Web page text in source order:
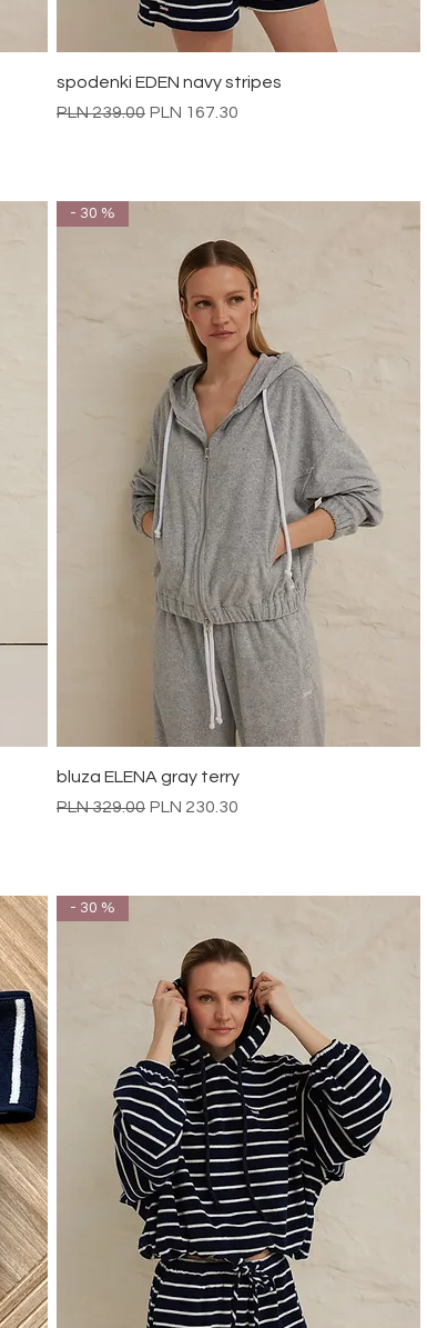
Quick View
spodenki EDEN navy stripes
Regular Price
PLN 239.00 Sale Price
PLN 167.30
Quick View
- 30 %
bluza ELENA gray terry
Regular Price
PLN 329.00 Sale Price
PLN 230.30
- 30 %